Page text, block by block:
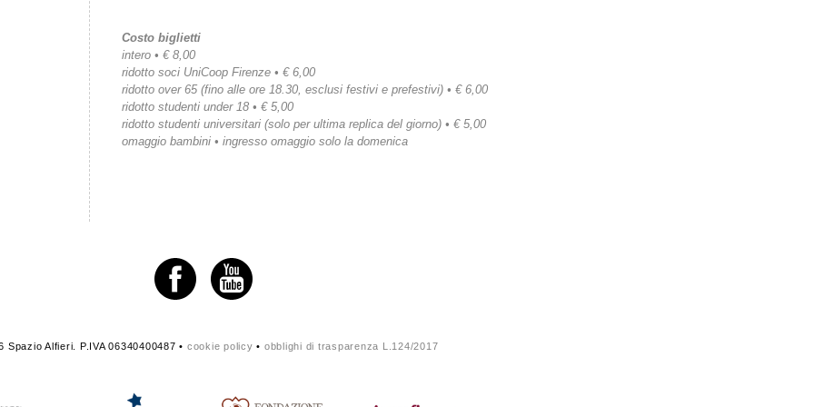
Costo biglietti
intero • € 8,00
ridotto soci UniCoop Firenze • € 6,00
ridotto over 65 (fino alle ore 18.30, esclusi festivi e prefestivi) • € 6,00
ridotto studenti under 18 • € 5,00
ridotto studenti universitari (solo per ultima replica del giorno) • € 5,00
omaggio bambini • ingresso omaggio solo la domenica
Spazio Alfieri. P.IVA 06340400487 • cookie policy • obblighi di trasparenza L.124/2017